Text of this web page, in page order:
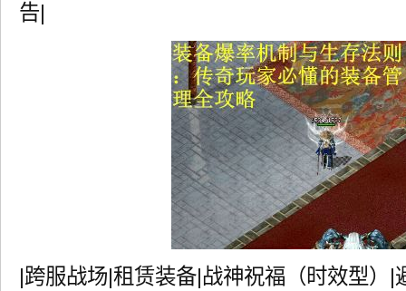
告|
|跨服战场|租赁装备|战神祝福（时效型）|